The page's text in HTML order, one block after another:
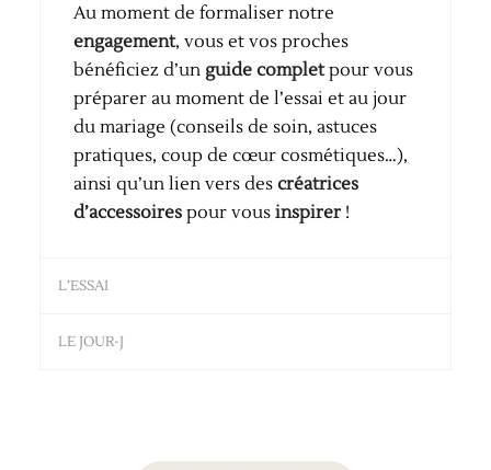
Au moment de formaliser notre
engagement, vous et vos proches
bénéficiez d’un guide completpour vous
préparer au moment de l’essai et au jour
du mariage (conseils de soin, astuces
pratiques, coup de cœur cosmétiques…),
ainsi qu’un lien vers des créatrices
d’accessoirespour vous inspirer!
L’ESSAI
LE JOUR-J